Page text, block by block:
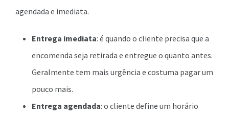
agendada e imediata.
Entrega imediata: é quando o cliente precisa que a
encomenda seja retirada e entregue o quanto antes.
Geralmente tem mais urgência e costuma pagar um
pouco mais.
Entrega agendada: o cliente define um horário